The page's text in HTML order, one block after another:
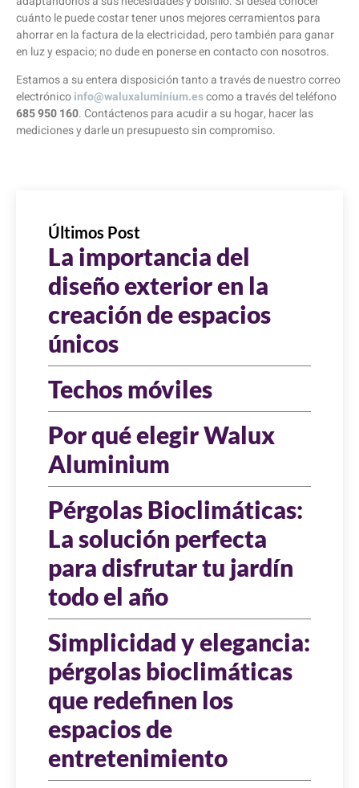
cuánto le puede costar tener unos mejores cerramientos para
ahorrar en la factura de la electricidad, pero también para ganar
en luz y espacio; no dude en ponerse en contacto con nosotros.
Estamos a su entera disposición tanto a través de nuestro correo
electrónicoinfo@waluxaluminium.escomo a través del teléfono
685 950 160. Contáctenos para acudir a su hogar, hacer las
mediciones y darle un presupuesto sin compromiso.
Últimos Post
La importancia del
diseño exterior en la
creación de espacios
únicos
Techos móviles
Por qué elegir Walux
Aluminium
Pérgolas Bioclimáticas:
La solución perfecta
para disfrutar tu jardín
todo el año
Simplicidad y elegancia:
pérgolas bioclimáticas
que redefinen los
espacios de
entretenimiento